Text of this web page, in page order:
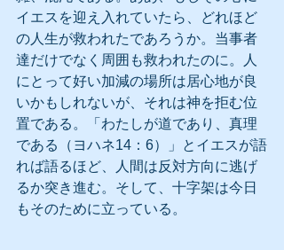
イエスを迎え入れていたら、どれほど
の人生が救われたであろうか。当事者
達だけでなく周囲も救われたのに。人
にとって好い加減の場所は居心地が良
いかもしれないが、それは神を拒む位
置である。「わたしが道であり、真理
である（ヨハネ14：6）」とイエスが語
れば語るほど、人間は反対方向に逃げ
るか突き進む。そして、十字架は今日
もそのために立っている。